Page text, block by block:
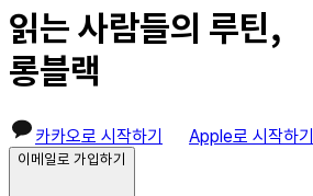
읽는 사람들의 루틴,
롱블랙
카카오로 시작하기 Apple로 시작하기
이메일로 가입하기